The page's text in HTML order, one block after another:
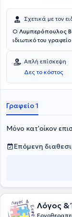
Σχετικά με τον
Ο Λυμπερόπουλος
ιδιωτικό του
Εργοθεραπείας στο
ΘΗΣΕΑΣ ενώ αξίζει
γραφείο παρέχει
Απλή επίσκεψη
Δες το κόστος
Γραφείο 1
Μόνο κατ'οίκον
Επόμενη
Λόγος &